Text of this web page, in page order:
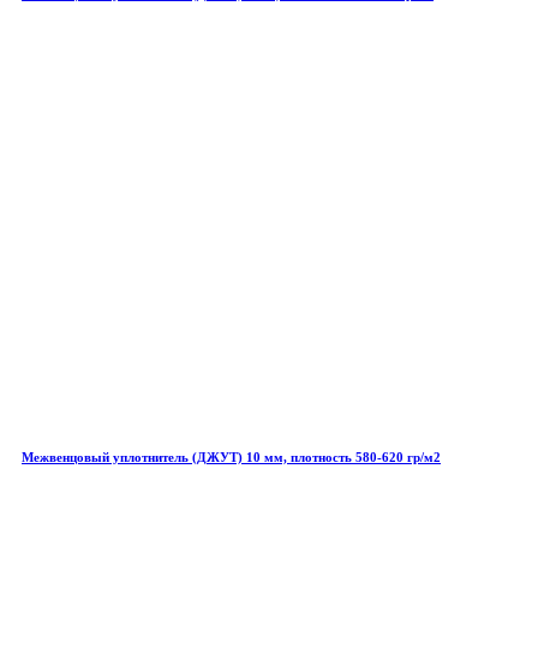
Межвенцовый уплотнитель (ДЖУТ) 10 мм, плотность 580-620 гр/м2